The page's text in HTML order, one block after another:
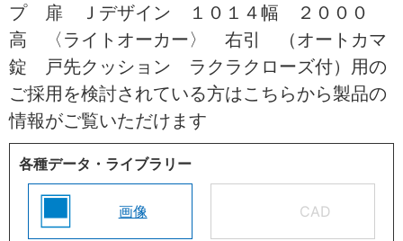
プ 扉 Ｊデザイン １０１４幅 ２０００
高 〈ライトオーカー〉 右引 （オートカマ
錠 戸先クッション ラクラクローズ付）用の
ご採用を検討されている方はこちらから製品の
情報がご覧いただけます
各種データ・ライブラリー
画像 CAD